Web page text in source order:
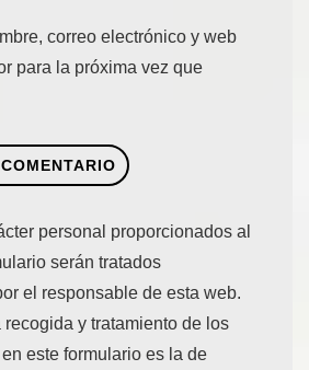
correo electrónico y web
para la próxima vez que
personal proporcionados al
serán tratados
el responsable de esta web.
recogida y tratamiento de los
este formulario es la de